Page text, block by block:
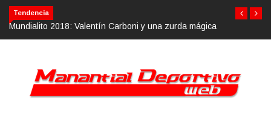
Tendencia
Calvario Race 2018, 10 de noviembre